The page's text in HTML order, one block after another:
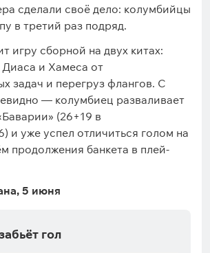
сделали своё дело: колумбийцы
в третий раз подряд.
игру сборной на двух китах:
и Хамеса от
задач и перегруз флангов. С
— колумбиец разваливает
(26+19 в
и уже успел отличиться голом на
продолжения банкета в плей-
5 июня
гол